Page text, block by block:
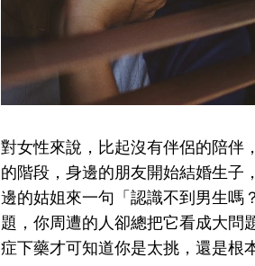
對女性來說，比起沒有伴侶的陪伴
的階段，身邊的朋友開始結婚生子
邊的姑姐來一句「認識不到男生嗎
題，你周遭的人卻總把它看成大問
症下藥才可知道你是太挑，還是根